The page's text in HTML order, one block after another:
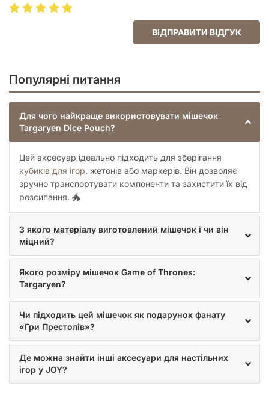
універсальним — він достатньо великий, щоб
вмістити цілий набір кубиків, але не занадто
Використання бавовни гарантує, що
Цей мішечок стане чудовим подарунком як для запеклого
геймера, так і для фаната «Гри Престолів», який хоче
лише перемоги та успішні стратегічні ходи!
ВІДПРАВИТИ ВІДГУК
Популярні питання
Для чого найкраще використовувати мішечок
Targaryen Dice Pouch?
Цей аксесуар ідеально підходить для зберігання
кубиків для ігор, жетонів або маркерів. Він дозволяє
зручно транспортувати компоненти та захистити їх від
розсипання. 🐲
З якого матеріалу виготовлений мішечок і чи він
міцний?
Якого розміру мішечок Game of Thrones:
Targaryen?
Чи підходить цей мішечок як подарунок фанату
«Гри Престолів»?
Де можна знайти інші аксесуари для настільних
ігор у JOY?